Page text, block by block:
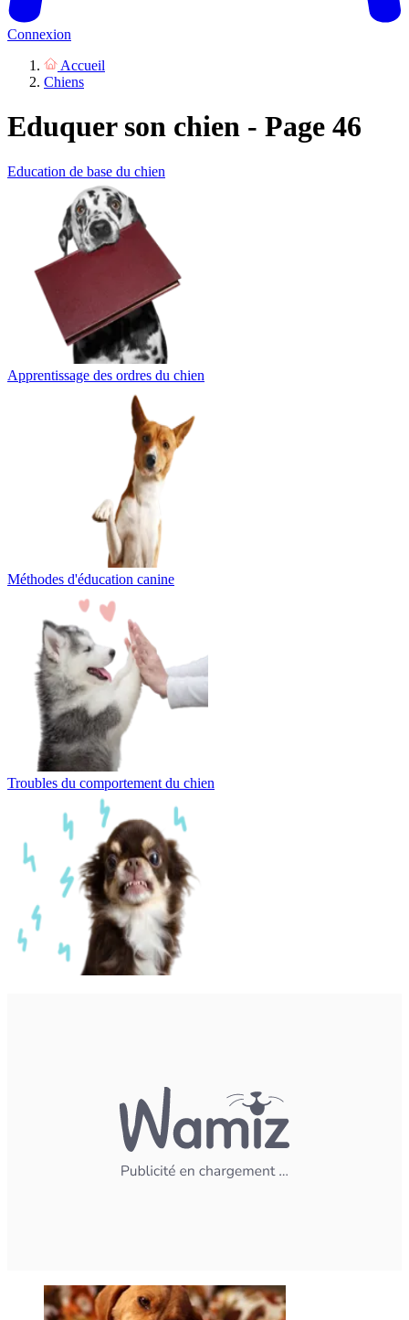
Connexion
Accueil
Chiens
Eduquer son chien - Page 46
Education de base du chien
Apprentissage des ordres du chien
Méthodes d'éducation canine
Troubles du comportement du chien